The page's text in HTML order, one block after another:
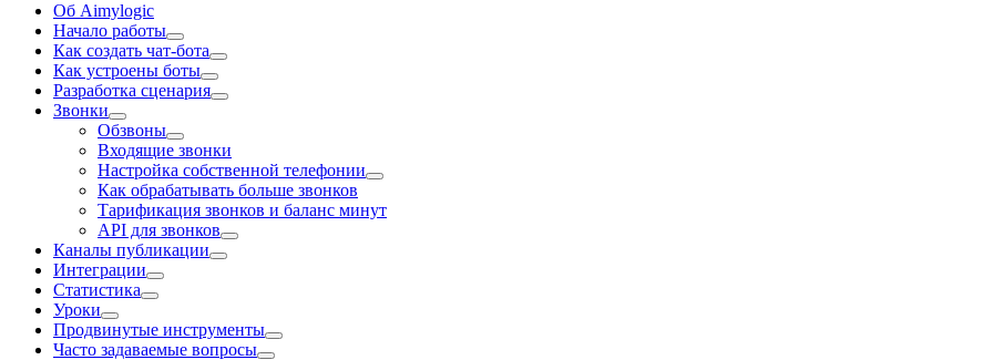
Об Aimylogic
Начало работы
Как создать чат-бота
Как устроены боты
Разработка сценария
Звонки
Обзвоны
Входящие звонки
Настройка собственной телефонии
Как обрабатывать больше звонков
Тарификация звонков и баланс минут
API для звонков
Каналы публикации
Интеграции
Статистика
Уроки
Продвинутые инструменты
Часто задаваемые вопросы